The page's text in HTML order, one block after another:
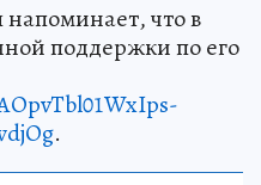
напоминает, что в
поддержки по его
.